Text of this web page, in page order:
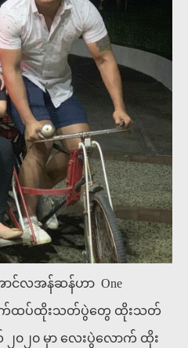
င်လအန်ဆန်ဟာ One
နောက်ထပ်ထိုးသတ်ပွဲတွေ ထိုးသတ်
၂၀၂၀ မှာ လေးပွဲလောက် ထိုး